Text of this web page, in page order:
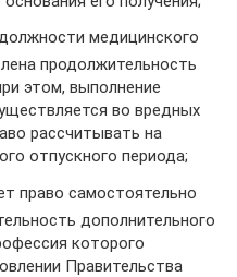
медицинского
продолжительность
этом, выполнение
во вредных
рассчитывать на
отпускного периода;
право самостоятельно
дополнительного
которого
Правительства